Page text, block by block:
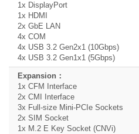
1x DisplayPort
1x HDMI
2x GbE LAN
4x COM
4x USB 3.2 Gen2x1 (10Gbps)
4x USB 3.2 Gen1x1 (5Gbps)
1x CFM Interface
2x CMI Interface
3x Full-size Mini-PCIe Sockets
2x SIM Socket
1x M.2 E Key Socket (CNVi)